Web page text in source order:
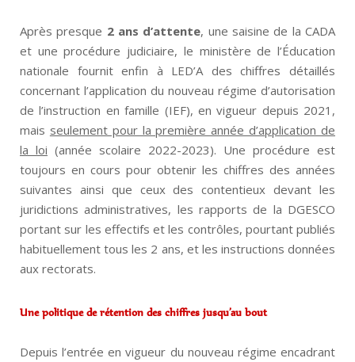
Après presque 2 ans d’attente, une saisine de la CADA
et une procédure judiciaire, le ministère de l’Éducation
nationale fournit enfin à LED’A des chiffres détaillés
concernant l’application du nouveau régime d’autorisation
de l’instruction en famille (IEF), en vigueur depuis 2021,
mais seulement pour la première année d’application de
la loi (année scolaire 2022-2023). Une procédure est
toujours en cours pour obtenir les chiffres des années
suivantes ainsi que ceux des contentieux devant les
juridictions administratives, les rapports de la DGESCO
portant sur les effectifs et les contrôles, pourtant publiés
habituellement tous les 2 ans, et les instructions données
aux rectorats.
Une politique de rétention des chiffres jusqu’au bout
Depuis l’entrée en vigueur du nouveau régime encadrant